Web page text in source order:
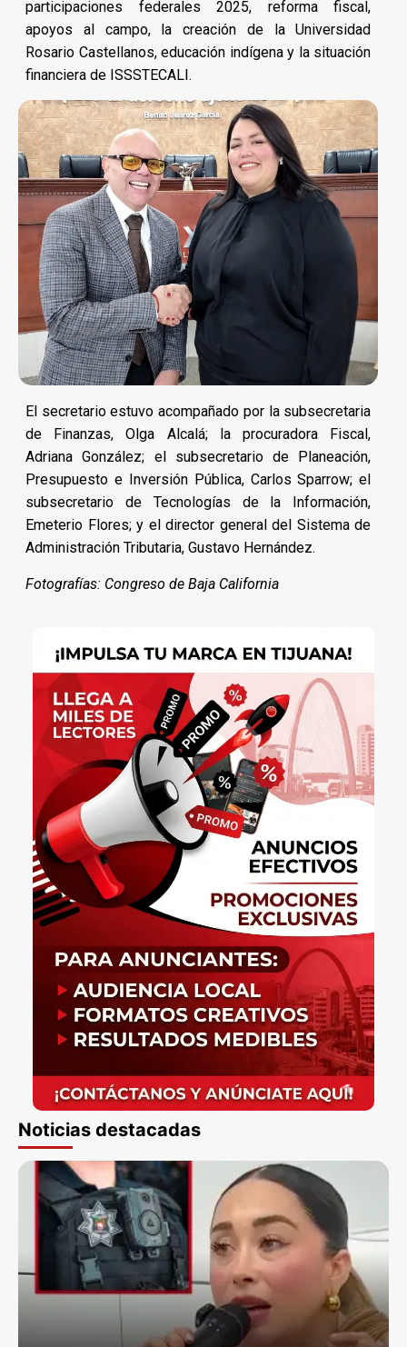
participaciones federales 2025, reforma fiscal,
apoyos al campo, la creación de la Universidad
Rosario Castellanos, educación indígena y la situación
financiera de ISSSTECALI.
El secretario estuvo acompañado por la subsecretaria
de Finanzas, Olga Alcalá; la procuradora Fiscal,
Adriana González; el subsecretario de Planeación,
Presupuesto e Inversión Pública, Carlos Sparrow; el
subsecretario de Tecnologías de la Información,
Emeterio Flores; y el director general del Sistema de
Administración Tributaria, Gustavo Hernández.
Fotografías: Congreso de Baja California
Noticias destacadas